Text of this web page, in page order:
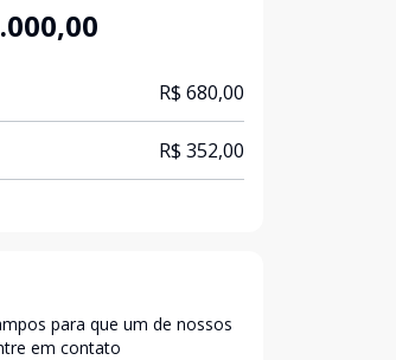
R$ 680,00
R$ 352,00
para que um de nossos
em contato